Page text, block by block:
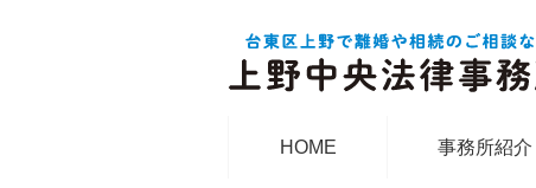
HOME 事務所紹介